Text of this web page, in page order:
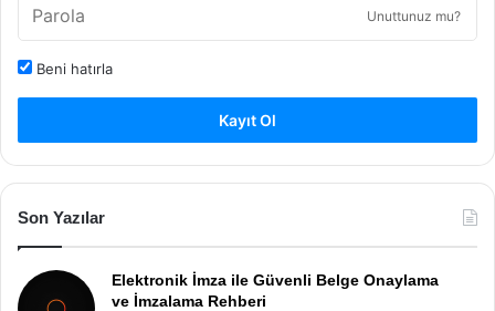
Unuttunuz mu?
Beni hatırla
Kayıt Ol
Son Yazılar
Elektronik İmza ile Güvenli Belge Onaylama
ve İmzalama Rehberi